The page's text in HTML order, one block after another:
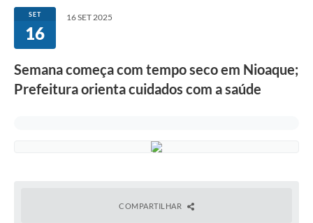
SET
16
16 SET 2025
Semana começa com tempo seco em Nioaque;
Prefeitura orienta cuidados com a saúde
COMPARTILHAR